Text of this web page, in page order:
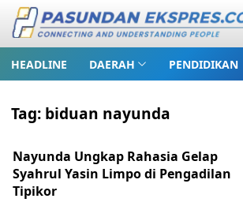
HEADLINE DAERAH PENDIDIKAN
Tag: biduan nayunda
Nayunda Ungkap Rahasia Gelap
Syahrul Yasin Limpo di Pengadilan
Tipikor